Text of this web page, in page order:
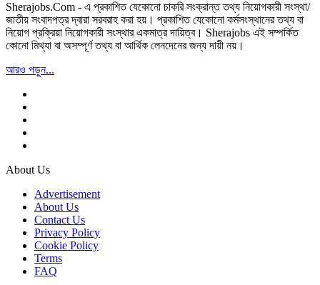
Sherajobs.Com - এ প্রকাশিত যেকোনো চাকরি সংক্রান্ত তথ্য নিয়োগকারী সংস্থা/
জাতীয় সংবাদপত্র দ্বারা সরবরাহ করা হয়। প্রকাশিত যেকোনো কর্মসংস্থানের তথ্য বা
নিয়োগ প্রক্রিয়া নিয়োগকারী সংস্থার একমাত্র দায়িত্ব। Sherajobs এই সম্পর্কিত
কোনো মিথ্যা বা অসম্পূর্ণ তথ্য বা আর্থিক লেনদেনের জন্য দায়ী নয়।
আরও পড়ুন...
About Us
Advertisement
About Us
Contact Us
Privacy Policy
Cookie Policy
Terms
FAQ